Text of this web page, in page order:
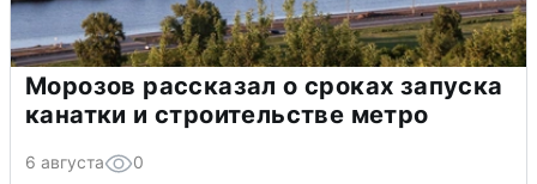
Морозов рассказал о сроках запуска
канатки и строительстве метро
6 августа 0